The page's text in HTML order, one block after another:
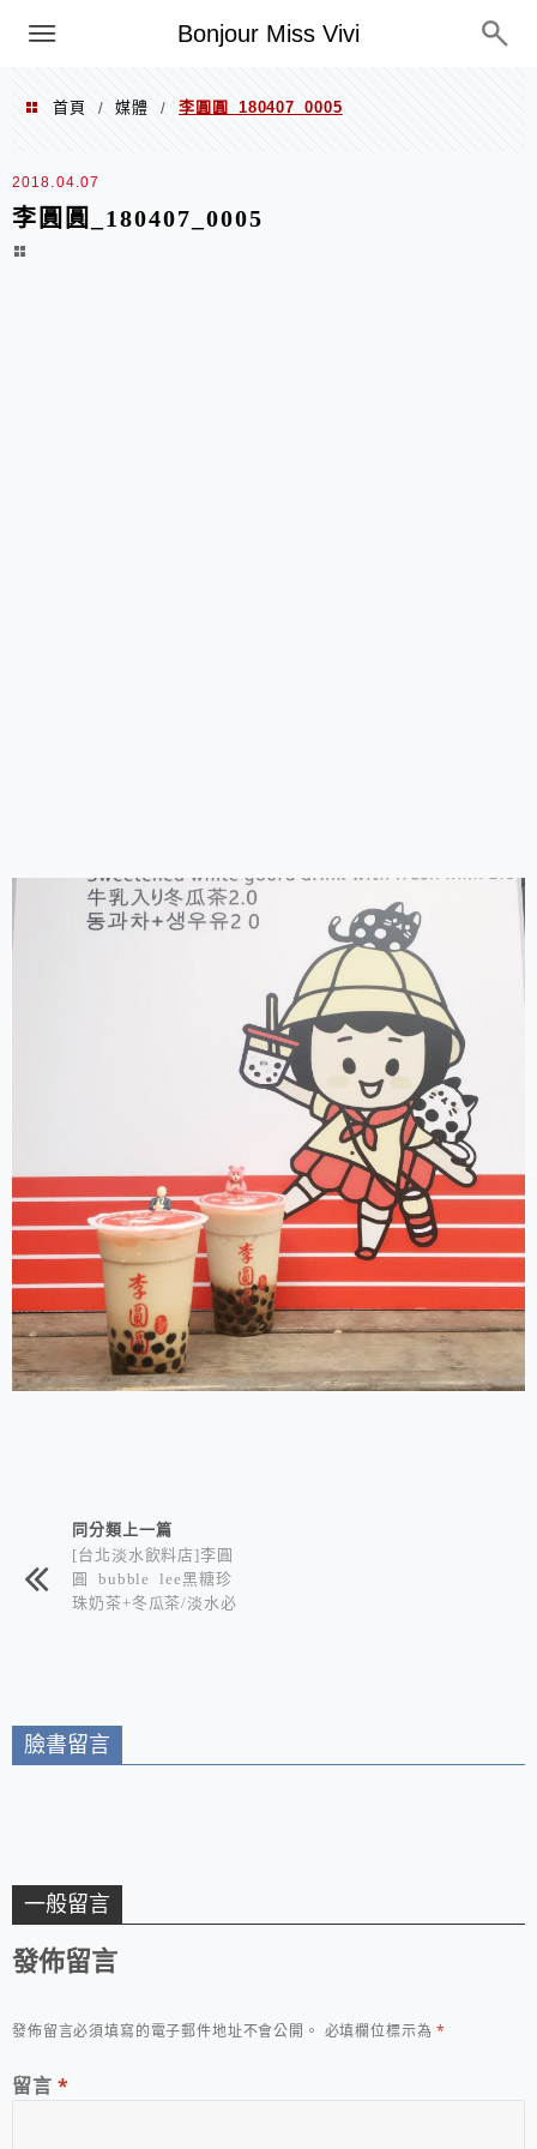
Bonjour Miss Vivi
選單
首頁 / 媒體 / 李圓圓_180407_0005
2018.04.07
李圓圓_180407_0005
相連文章同分類上一篇
[台北淡水飲料店]李圓
圓 bubble lee黑糖珍
珠奶茶+冬瓜茶/淡水必
臉書留言
一般留言
發佈留言
發佈留言必須填寫的電子郵件地址不會公開。 必填欄位標示為*
留言 *